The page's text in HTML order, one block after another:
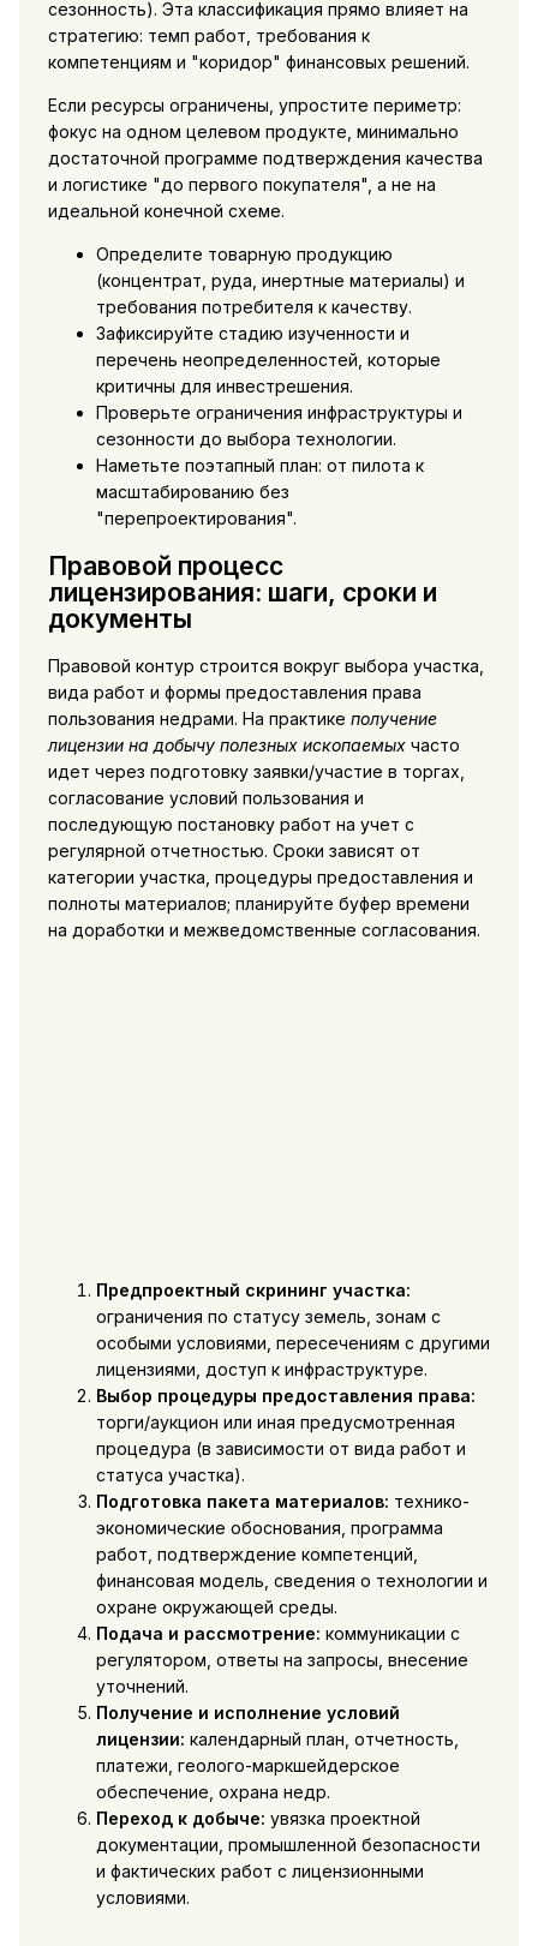
сезонность). Эта классификация прямо влияет на
стратегию: темп работ, требования к
компетенциям и "коридор" финансовых решений.
Если ресурсы ограничены, упростите периметр:
фокус на одном целевом продукте, минимально
достаточной программе подтверждения качества
и логистике "до первого покупателя", а не на
идеальной конечной схеме.
Определите товарную продукцию
(концентрат, руда, инертные материалы) и
требования потребителя к качеству.
Зафиксируйте стадию изученности и
перечень неопределенностей, которые
критичны для инвестрешения.
Проверьте ограничения инфраструктуры и
сезонности до выбора технологии.
Наметьте поэтапный план: от пилота к
масштабированию без
"перепроектирования".
Правовой процесс
лицензирования: шаги, сроки и
документы
Правовой контур строится вокруг выбора участка,
вида работ и формы предоставления права
пользования недрами. На практике получение
лицензии на добычу полезных ископаемыхчасто
идет через подготовку заявки/участие в торгах,
согласование условий пользования и
последующую постановку работ на учет с
регулярной отчетностью. Сроки зависят от
категории участка, процедуры предоставления и
полноты материалов; планируйте буфер времени
на доработки и межведомственные согласования.
Предпроектный скрининг участка:
ограничения по статусу земель, зонам с
особыми условиями, пересечениям с другими
лицензиями, доступ к инфраструктуре.
Выбор процедуры предоставления права:
торги/аукцион или иная предусмотренная
процедура (в зависимости от вида работ и
статуса участка).
Подготовка пакета материалов: технико-
экономические обоснования, программа
работ, подтверждение компетенций,
финансовая модель, сведения о технологии и
охране окружающей среды.
Подача и рассмотрение: коммуникации с
регулятором, ответы на запросы, внесение
уточнений.
Получение и исполнение условий
лицензии: календарный план, отчетность,
платежи, геолого-маркшейдерское
обеспечение, охрана недр.
Переход к добыче: увязка проектной
документации, промышленной безопасности
и фактических работ с лицензионными
условиями.